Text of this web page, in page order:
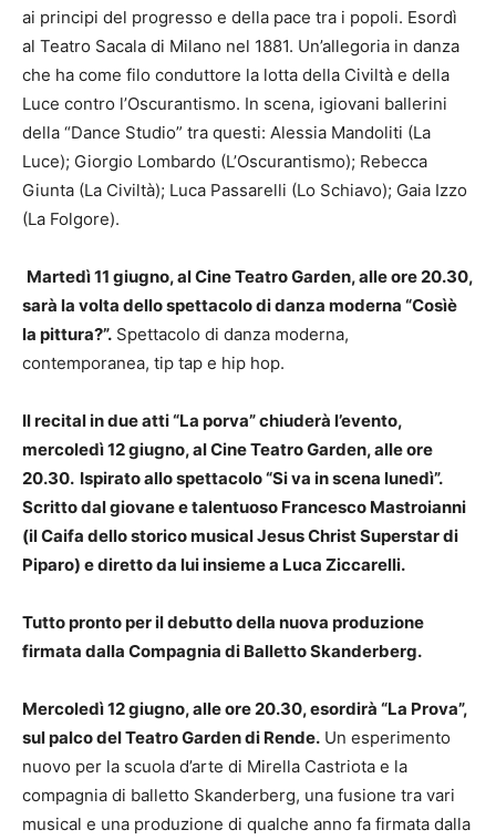
ai principi del progresso e della pace tra i popoli. Esordì
al Teatro Sacala di Milano nel 1881. Un’allegoria in danza
che ha come filo conduttore la lotta della Civiltà e della
Luce contro l’Oscurantismo. In scena, igiovani ballerini
della “Dance Studio” tra questi: Alessia Mandoliti (La
Luce); Giorgio Lombardo (L’Oscurantismo); Rebecca
Giunta (La Civiltà); Luca Passarelli (Lo Schiavo); Gaia Izzo
(La Folgore).
Martedì 11 giugno, al Cine Teatro Garden, alle ore 20.30,
sarà la volta dello spettacolo di danza moderna “Cosìè
la pittura?”. Spettacolo di danza moderna,
contemporanea, tip tap e hip hop.
Il recital in due atti “La porva” chiuderà l’evento,
mercoledì 12 giugno, al Cine Teatro Garden, alle ore
20.30. Ispirato allo spettacolo “Si va in scena lunedì”.
Scritto dal giovane e talentuoso Francesco Mastroianni
(il Caifa dello storico musical Jesus Christ Superstar di
Piparo) e diretto da lui insieme a Luca Ziccarelli.
Tutto pronto per il debutto della nuova produzione
firmata dalla Compagnia di Balletto Skanderberg.
Mercoledì 12 giugno, alle ore 20.30, esordirà “La Prova”,
sul palco del Teatro Garden di Rende. Un esperimento
nuovo per la scuola d’arte di Mirella Castriota e la
compagnia di balletto Skanderberg, una fusione tra vari
musical e una produzione di qualche anno fa firmata dalla